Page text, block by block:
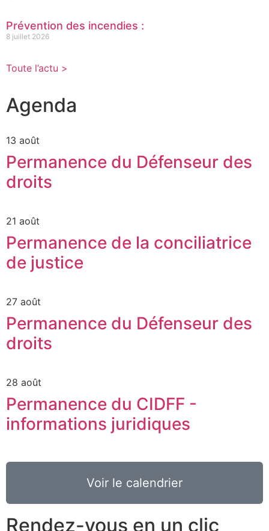
Prévention des incendies :
8 juillet 2026
Toute l’actu >
Agenda
13 août
Permanence du Défenseur des
droits
21 août
Permanence de la conciliatrice
de justice
27 août
Permanence du Défenseur des
droits
28 août
Permanence du CIDFF -
informations juridiques
Voir le calendrier
Rendez-vous en un clic